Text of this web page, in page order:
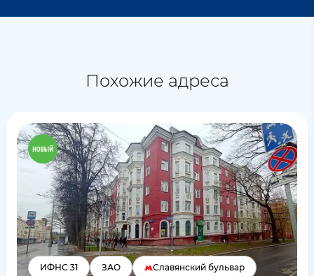
Похожие адреса
ИФНС 31 ЗАО Славянский бульвар